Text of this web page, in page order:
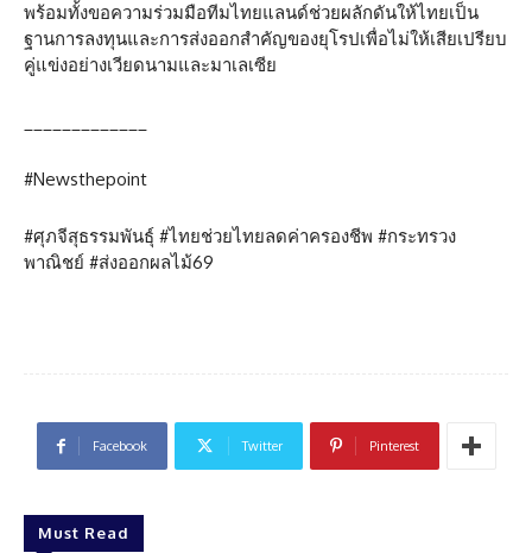
พร้อมทั้งขอความร่วมมือทีมไทยแลนด์ช่วยผลักดันให้ไทยเป็น
ฐานการลงทุนและการส่งออกสำคัญของยุโรปเพื่อไม่ให้เสียเปรียบ
คู่แข่งอย่างเวียดนามและมาเลเซีย
#Newsthepoint
#ศุภจีสุธรรมพันธุ์ #ไทยช่วยไทยลดค่าครองชีพ #กระทรวง
พาณิชย์ #ส่งออกผลไม้69
Facebook Twitter Pinterest
Must Read